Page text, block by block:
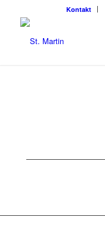
Kon­takt